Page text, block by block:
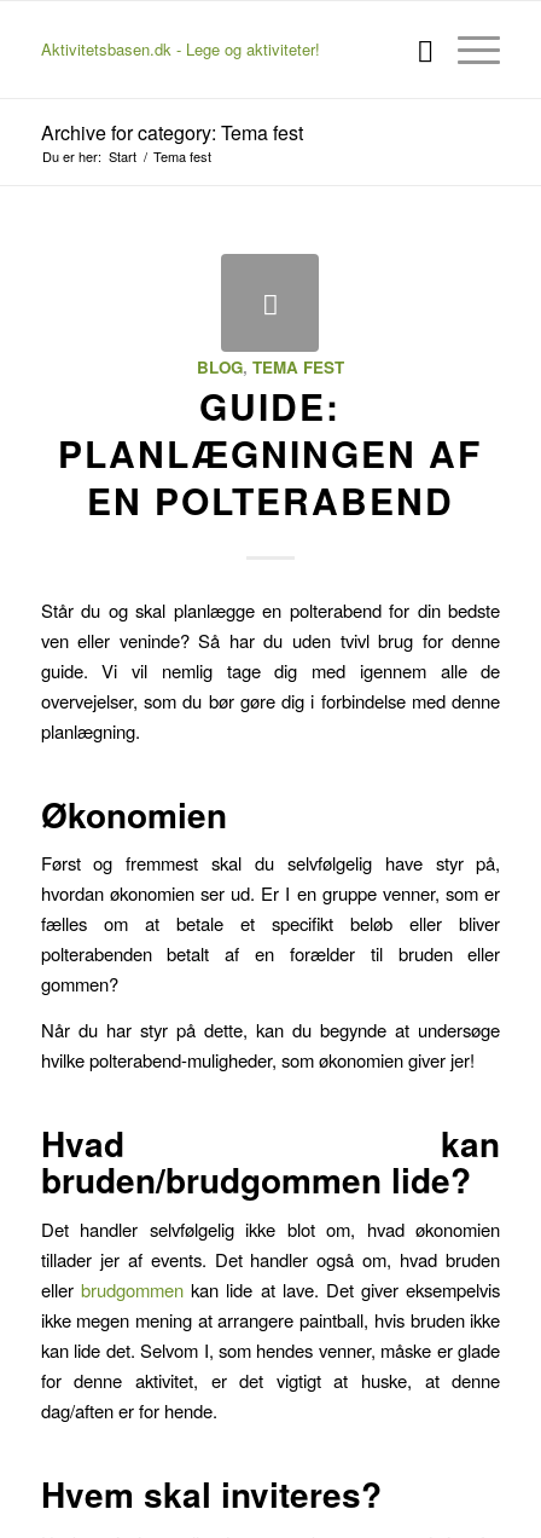
Aktivitetsbasen.dk - Lege og aktiviteter!
Archive for category: Tema fest
Du er her: Start / Tema fest
BLOG, TEMA FEST
GUIDE:
PLANLÆGNINGEN AF
EN POLTERABEND
Står du og skal planlægge en polterabend for din bedste
ven eller veninde? Så har du uden tvivl brug for denne
guide. Vi vil nemlig tage dig med igennem alle de
overvejelser, som du bør gøre dig i forbindelse med denne
planlægning.
Økonomien
Først og fremmest skal du selvfølgelig have styr på,
hvordan økonomien ser ud. Er I en gruppe venner, som er
fælles om at betale et specifikt beløb eller bliver
polterabenden betalt af en forælder til bruden eller
gommen?
Når du har styr på dette, kan du begynde at undersøge
hvilke polterabend-muligheder, som økonomien giver jer!
Hvad kan
bruden/brudgommen lide?
Det handler selvfølgelig ikke blot om, hvad økonomien
tillader jer af events. Det handler også om, hvad bruden
eller brudgommenkan lide at lave. Det giver eksempelvis
ikke megen mening at arrangere paintball, hvis bruden ikke
kan lide det. Selvom I, som hendes venner, måske er glade
for denne aktivitet, er det vigtigt at huske, at denne
dag/aften er for hende.
Hvem skal inviteres?